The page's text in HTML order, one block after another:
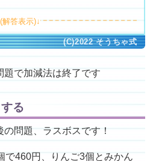
で加減法は終了です
る
問題、ラスボスです！
で460円、りんご3個とみかん